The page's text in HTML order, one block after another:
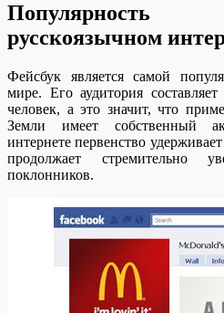
русскоязычном
Фейсбук является самой
мире. Его аудитория
человек, а это значит, что
Земли имеет собственный
интернете первенство
продолжает стремительно
поклонников.